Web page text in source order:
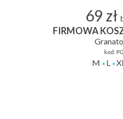
69 zł
FIRMOWA
kod: PG
M L XL